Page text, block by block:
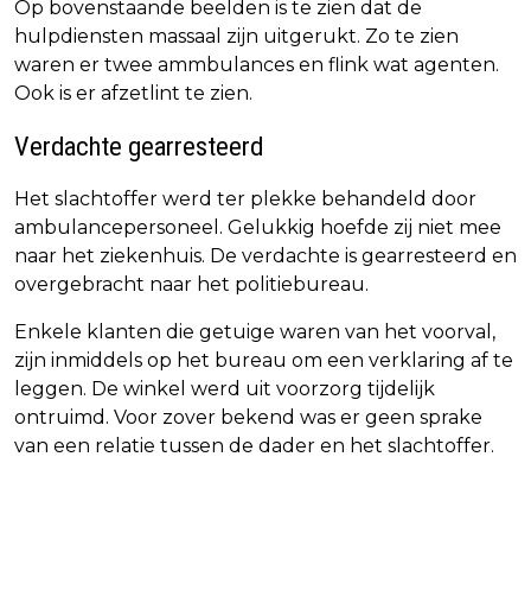
Op bovenstaande beelden is te zien dat de
hulpdiensten massaal zijn uitgerukt. Zo te zien
waren er twee ammbulances en flink wat agenten.
Ook is er afzetlint te zien.
Verdachte gearresteerd
Het slachtoffer werd ter plekke behandeld door
ambulancepersoneel. Gelukkig hoefde zij niet mee
naar het ziekenhuis. De verdachte is gearresteerd en
overgebracht naar het politiebureau.
Enkele klanten die getuige waren van het voorval,
zijn inmiddels op het bureau om een verklaring af te
leggen. De winkel werd uit voorzorg tijdelijk
ontruimd. Voor zover bekend was er geen sprake
van een relatie tussen de dader en het slachtoffer.